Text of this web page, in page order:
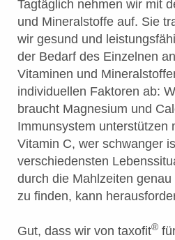
Tagtäglich nehmen wir mit
und Mineralstoffe auf. Sie
wir gesund und
der Bedarf des Einzelnen
Vitaminen und
individuellen Faktoren ab:
braucht Magnesium und
Immunsystem unterstützen
Vitamin C, wer schwanger
verschiedensten
durch die Mahlzeiten
zu finden, kann
Gut, dass wir von taxofit®